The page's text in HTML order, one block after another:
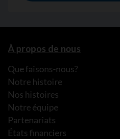
À propos de nous
Que faisons-nous?
Notre histoire
Nos histoires
Notre équipe
Partenariats
États financiers